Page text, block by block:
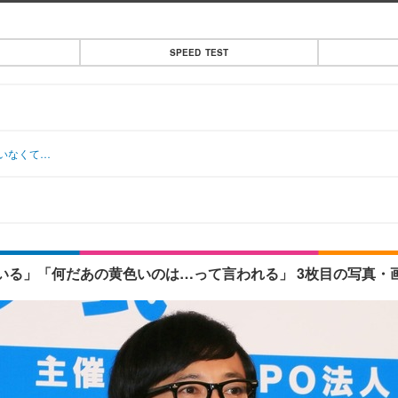
SPEED TEST
なくて…
」「何だあの黄色いのは…って言われる」 3枚目の写真・